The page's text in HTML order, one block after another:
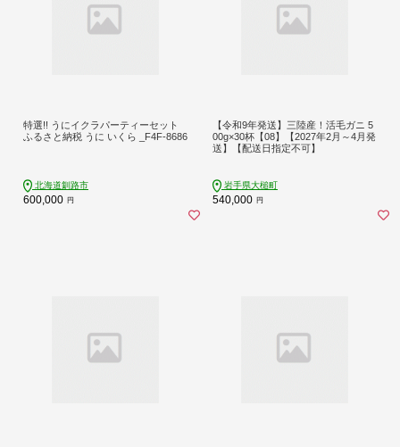
特選!! うにイクラパーティーセット
ふるさと納税 うに いくら _F4F-8686
北海道釧路市
600,000 円
【令和9年発送】三陸産！活毛ガニ 5
00g×30杯【08】【2027年2月～4月発
送】【配送日指定不可】
岩手県大槌町
540,000 円